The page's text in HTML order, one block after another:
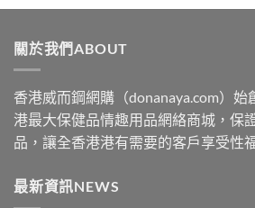
$329
關於我們ABOUT
香港威而鋼網購（donanaya.com）
港最大保健品情趣用品網絡商城，保
品，讓全香港港有需要的客戶享受性
最新資訊NEWS